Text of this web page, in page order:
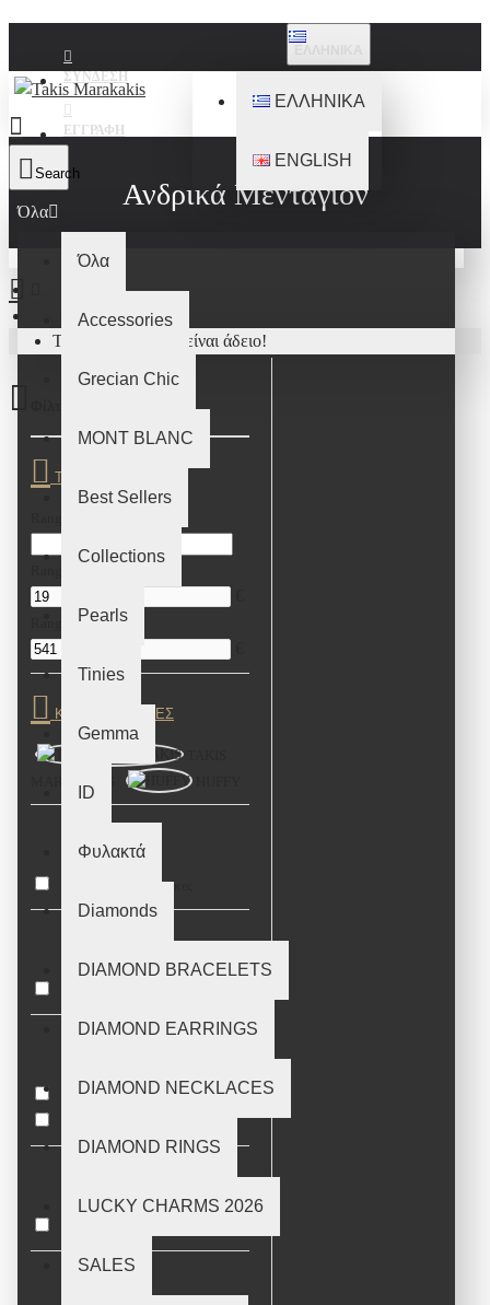
ΣΎΝΔΕΣΗ
ΕΓΓΡΑΦΉ
ΕΛΛΗΝΙΚΑ
ENGLISH
Search
Όλα
Όλα
Accessories
Grecian Chic
MONT BLANC
Best Sellers
Collections
Pearls
Tinies
Gemma
ID
Φυλακτά
Diamonds
DIAMOND BRACELETS
DIAMOND EARRINGS
DIAMOND NECKLACES
DIAMOND RINGS
LUCKY CHARMS 2026
SALES
Το καλάθι αγορών είναι άδειο!
Ανδρικά Μενταγιόν
Ανδρικά Μενταγιόν
ΤΙΜΉ
Range Max
ΚΑΤΑΣΚΕΥΑΣΤΈΣ
ΦΎΛΟ
Γυναίκες
14κ χρυσός
9κ χρυσός